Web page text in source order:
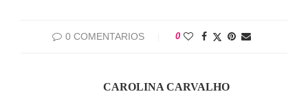
0 COMENTARIOS 0
CAROLINA CARVALHO